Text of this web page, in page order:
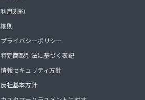
利用規約
細則
プライバシーポリシー
特定商取引法に基づく表記
情報セキュリティ方針
反社基本方針